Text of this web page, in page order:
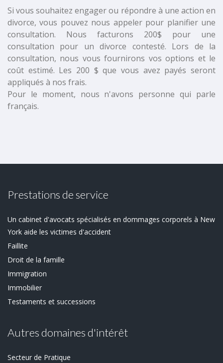
Si vous souhaitez engager ou répondre à une action en
divorce, vous pouvez nous appeler pour planifier une
consultation. Nous facturons 200$ pour une
consultation pour un divorce contesté. Lors de la
consultation, nous vous fournirons vos options et le
coût estimé. Les 200 $ que vous avez payés seront
appliqués à nos frais.
Pour le moment, nous n'avons personne qui parle
français.
Prestations de service
Un cabinet d'avocats spécialisés en dommages corporels à New
York aide les victimes d'accident
Faillite
Droit de la famille
Immigration
Immobilier
Testaments et successions
Autres domaines d'intérêt
Secteur de Pratique